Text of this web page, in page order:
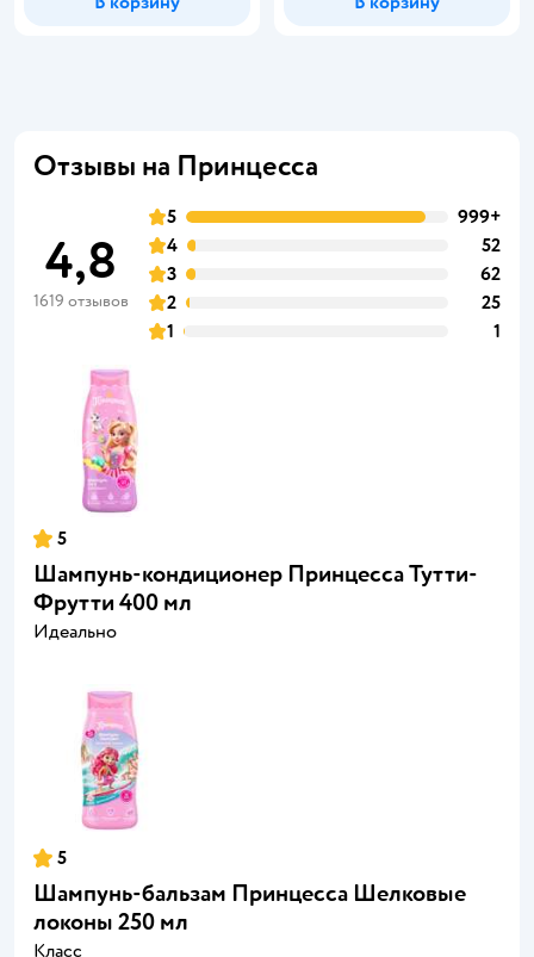
Отзывы на Принцесса
4,8
1619 отзывов
5
999+
4
52
3
62
2
25
1
1
5
Шампунь-кондиционер Принцесса Тутти-
Фрутти 400 мл
Идеально
5
Шампунь-бальзам Принцесса Шелковые
локоны 250 мл
Класс